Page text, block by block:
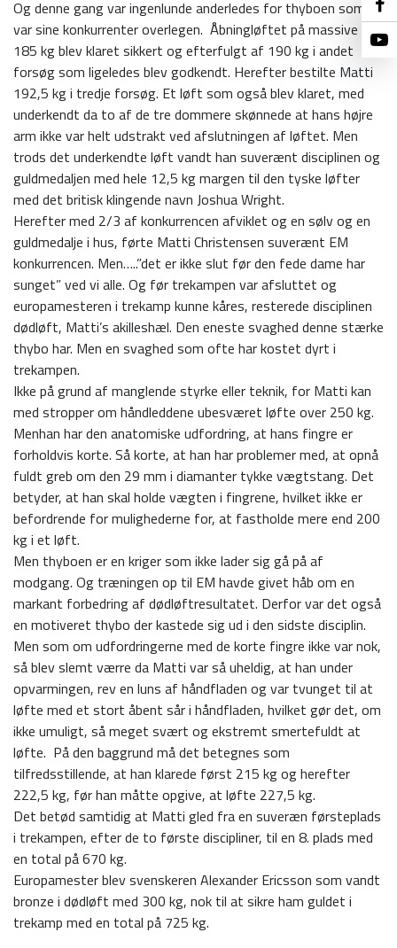
Og denne gang var ingenlunde anderledes for thyboen som
var sine konkurrenter overlegen. Åbningløftet på massive
185 kg blev klaret sikkert og efterfulgt af 190 kg i andet
forsøg som ligeledes blev godkendt. Herefter bestilte Matti
192,5 kg i tredje forsøg. Et løft som også blev klaret, med
underkendt da to af de tre dommere skønnede at hans højre
arm ikke var helt udstrakt ved afslutningen af løftet. Men
trods det underkendte løft vandt han suverænt disciplinen og
guldmedaljen med hele 12,5 kg margen til den tyske løfter
med det britisk klingende navn Joshua Wright.
Herefter med 2/3 af konkurrencen afviklet og en sølv og en
guldmedalje i hus, førte Matti Christensen suverænt EM
konkurrencen. Men…..”det er ikke slut før den fede dame har
sunget” ved vi alle. Og før trekampen var afsluttet og
europamesteren i trekamp kunne kåres, resterede disciplinen
dødløft, Matti’s akilleshæl. Den eneste svaghed denne stærke
thybo har. Men en svaghed som ofte har kostet dyrt i
trekampen.
Ikke på grund af manglende styrke eller teknik, for Matti kan
med stropper om håndleddene ubesværet løfte over 250 kg.
Menhan har den anatomiske udfordring, at hans fingre er
forholdvis korte. Så korte, at han har problemer med, at opnå
fuldt greb om den 29 mm i diamanter tykke vægtstang. Det
betyder, at han skal holde vægten i fingrene, hvilket ikke er
befordrende for mulighederne for, at fastholde mere end 200
kg i et løft.
Men thyboen er en kriger som ikke lader sig gå på af
modgang. Og træningen op til EM havde givet håb om en
markant forbedring af dødløftresultatet. Derfor var det også
en motiveret thybo der kastede sig ud i den sidste disciplin.
Men som om udfordringerne med de korte fingre ikke var nok,
så blev slemt værre da Matti var så uheldig, at han under
opvarmingen, rev en luns af håndfladen og var tvunget til at
løfte med et stort åbent sår i håndfladen, hvilket gør det, om
ikke umuligt, så meget svært og ekstremt smertefuldt at
løfte. På den baggrund må det betegnes som
tilfredsstillende, at han klarede først 215 kg og herefter
222,5 kg, før han måtte opgive, at løfte 227,5 kg.
Det betød samtidig at Matti gled fra en suveræn førsteplads
i trekampen, efter de to første discipliner, til en 8. plads med
en total på 670 kg.
Europamester blev svenskeren Alexander Ericsson som vandt
bronze i dødløft med 300 kg, nok til at sikre ham guldet i
trekamp med en total på 725 kg.